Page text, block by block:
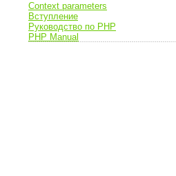
Context parameters
Вступление
Руководство по PHP
PHP Manual